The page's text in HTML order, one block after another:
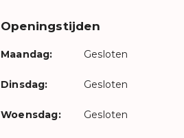
Openingstijden
Maandag: Gesloten
Dinsdag: Gesloten
Woensdag: Gesloten